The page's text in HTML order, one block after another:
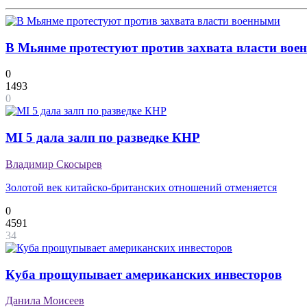
В Мьянме протестуют против захвата власти
0
1493
0
MI 5 дала залп по разведке КНР
Владимир Скосырев
Золотой век китайско-британских отношений отменяется
0
4591
34
Куба прощупывает американских инвесторов
Данила Моисеев